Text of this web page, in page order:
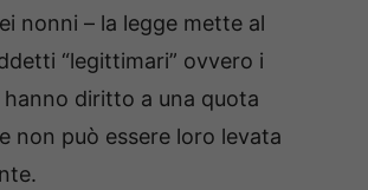
nonni – la legge mette al
“legittimari” ovvero i
diritto a una quota
non può essere loro levata